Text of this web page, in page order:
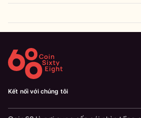
Kết nối với chúng tôi